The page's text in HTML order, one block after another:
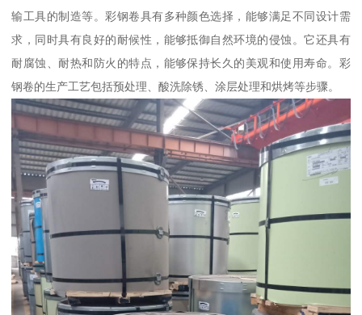
输工具的制造等。彩钢卷具有多种颜色选择，能够满足不同设计需
求，同时具有良好的耐候性，能够抵御自然环境的侵蚀。它还具有
耐腐蚀、耐热和防火的特点，能够保持长久的美观和使用寿命。彩
钢卷的生产工艺包括预处理、酸洗除锈、涂层处理和烘烤等步骤。